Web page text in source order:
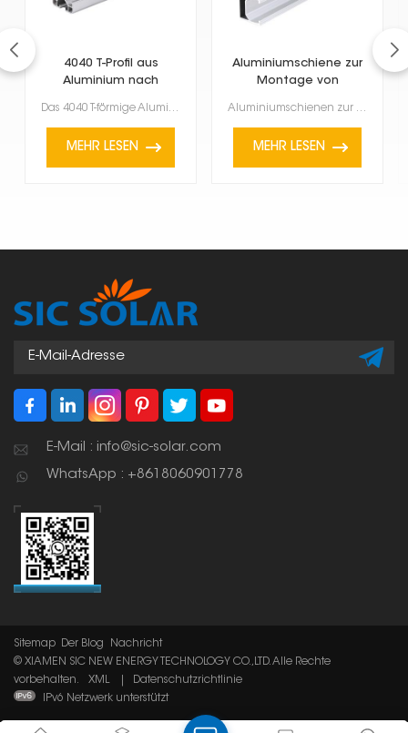
4040 T-Profil aus
Aluminium nach
Das 4040 T-förmige Aluminium-Strangpressprofil nach europäischer Norm ist ein äußerst vielseitiges u...
MEHR LESEN
Aluminiumschiene zur
Montage von
Aluminiumschienen zur Montage von Solarmodulen sind für die Installation von Solarmodulen unerlässli...
MEHR LESEN
E-Mail : info@sic-solar.com
WhatsApp : +8618060901778
Sitemap Der Blog
Nachricht
© XIAMEN SIC NEW ENERGY TECHNOLOGY CO.,LTD. Alle Rechte
vorbehalten.
XML
Datenschutzrichtlinie
IPv6 Netzwerk unterstützt